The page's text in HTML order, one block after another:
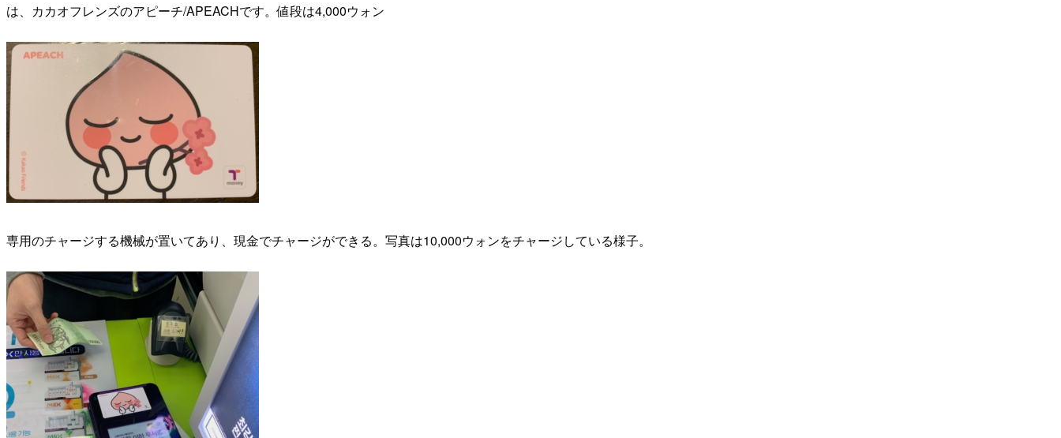
は、カカオフレンズのアピーチ/APEACHです。値段は4,000ウォン
専用のチャージする機械が置いてあり、現金でチャージができる。写真は10,000ウォンをチャージしている様子。